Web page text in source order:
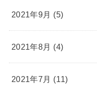
2021年9月 (5)
2021年8月 (4)
2021年7月 (11)